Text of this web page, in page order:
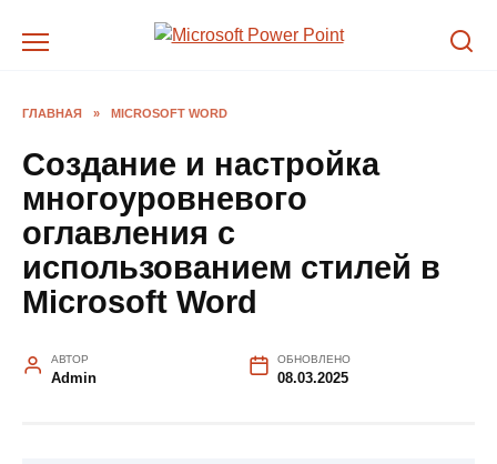
ГЛАВНАЯ » MICROSOFT WORD
Создание и настройка
многоуровневого
оглавления с
использованием стилей в
Microsoft Word
АВТОР
Admin
ОБНОВЛЕНО
08.03.2025